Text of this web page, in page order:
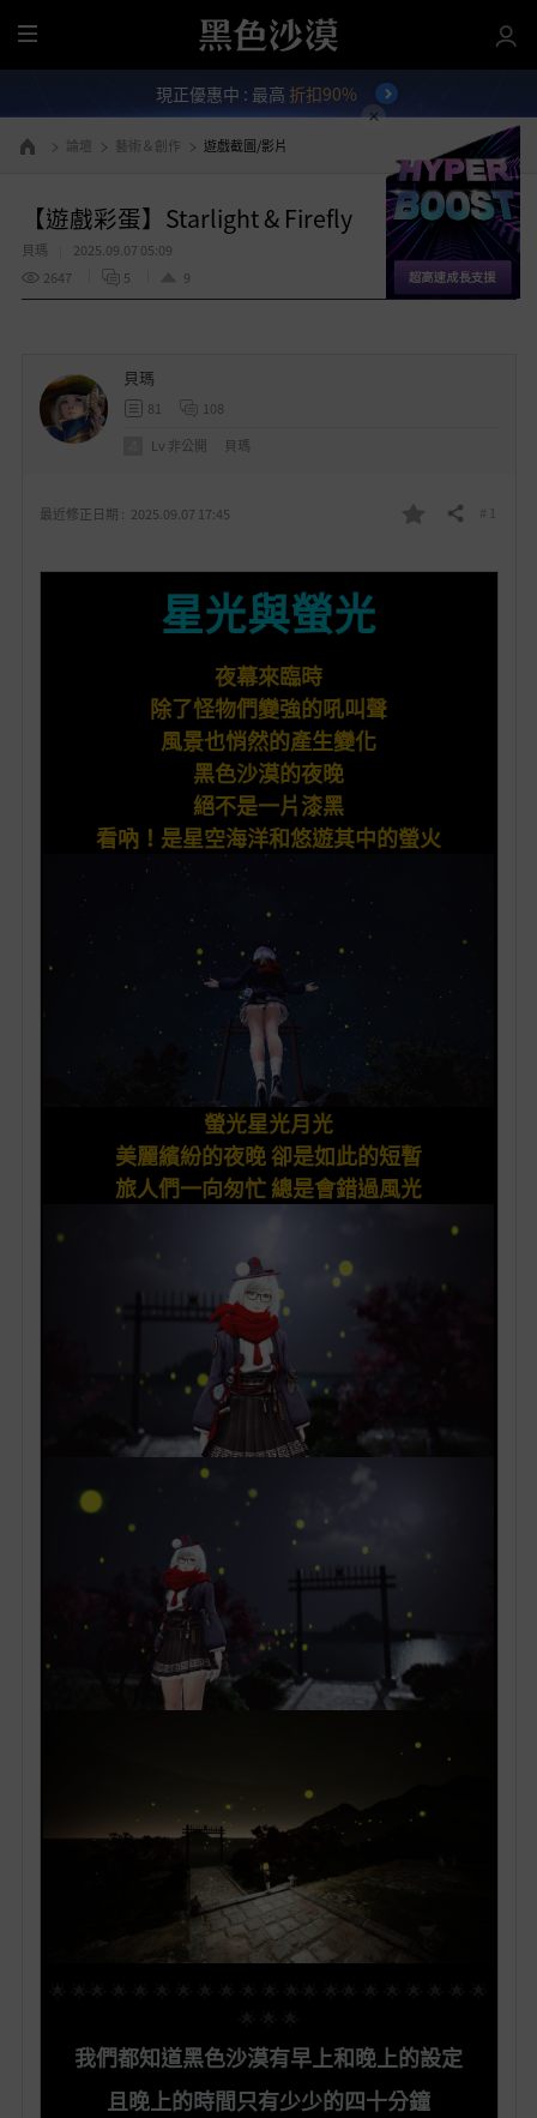
全
部
單
現正優惠中 : 最高 折扣90%
前往首頁 論壇 藝術＆創作 遊戲截圖/影片
【遊戲彩蛋】Starlight & Firefly
貝瑪
2025.09.07 05:09
2647
5 9
最近修正日期 : 2025.09.07 17:45
的
分享 # 1
星光與螢光
夜幕來臨時
除了怪物們變強的吼叫聲
風景也悄然的產生變化
黑色沙漠的夜晚
絕不是一片漆黑
看吶！是星空海洋和悠遊其中的螢火
螢光星光月光
美麗繽紛的夜晚卻是如此的短暫
旅人們一向匆忙 總是會錯過風光
我們都知道黑色沙漠有早上和晚上的設定
且晚上的時間只有少少的四十分鐘
貝瑪
81
108
Lv 非公開 貝瑪